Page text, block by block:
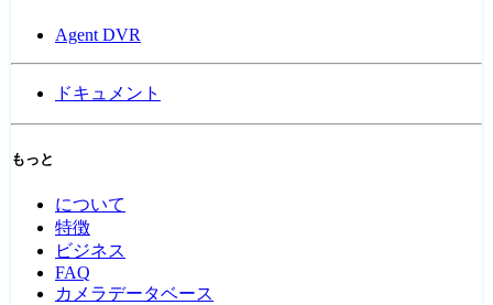
Agent DVR
ドキュメント
もっと
について
特徴
ビジネス
FAQ
カメラデータベース